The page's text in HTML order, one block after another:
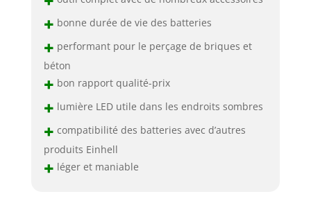
+ bonne durée de vie des batteries
+ performant pour le perçage de briques et
béton
+ bon rapport qualité-prix
+ lumière LED utile dans les endroits sombres
+ compatibilité des batteries avec d’autres
produits Einhell
+ léger et maniable